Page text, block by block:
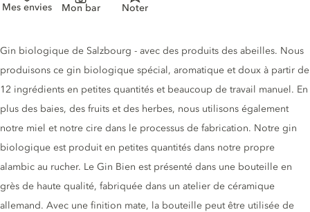
Mes envies Mon bar Noter
Description du gin
Gin biologique de Salzbourg - avec des produits des abeilles. Nous
produisons ce gin biologique spécial, aromatique et doux à partir de
12 ingrédients en petites quantités et beaucoup de travail manuel. En
plus des baies, des fruits et des herbes, nous utilisons également
notre miel et notre cire dans le processus de fabrication. Notre gin
biologique est produit en petites quantités dans notre propre
alambic au rucher. Le Gin Bien est présenté dans une bouteille en
grès de haute qualité, fabriquée dans un atelier de céramique
allemand. Avec une finition mate, la bouteille peut être utilisée de